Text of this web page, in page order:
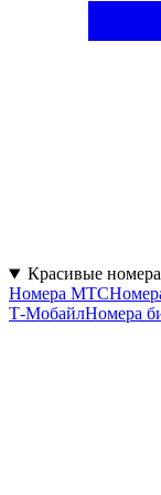
Красивые номера
Номера МТС
Т‑МобайлНомера